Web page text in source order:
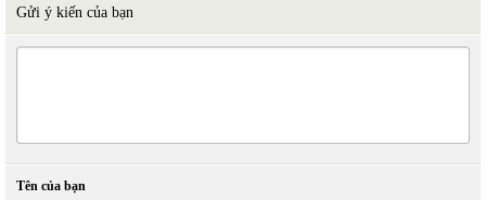
Gửi ý kiến của bạn
Tên của bạn